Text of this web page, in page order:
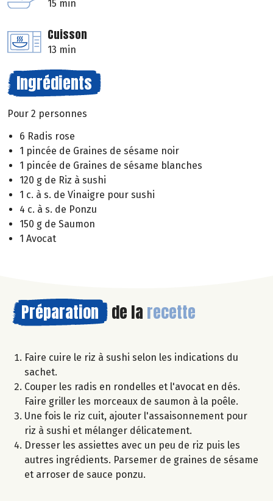
15 min
Cuisson
13 min
Ingrédients
Pour 2 personnes
6 Radis rose
1 pincée de Graines de sésame noir
1 pincée de Graines de sésame blanches
120 g de Riz à sushi
1 c. à s. de Vinaigre pour sushi
4 c. à s. de Ponzu
150 g de Saumon
1 Avocat
Préparation de la recette
Faire cuire le riz à sushi selon les indications du
sachet.
Couper les radis en rondelles et l'avocat en dés.
Faire griller les morceaux de saumon à la poêle.
Une fois le riz cuit, ajouter l'assaisonnement pour
riz à sushi et mélanger délicatement.
Dresser les assiettes avec un peu de riz puis les
autres ingrédients. Parsemer de graines de sésame
et arroser de sauce ponzu.